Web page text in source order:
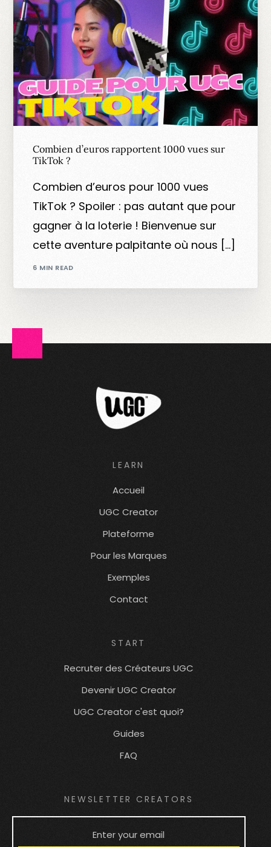
Combien d’euros rapportent 1000 vues sur
TikTok ?
Combien d’euros pour 1000 vues
TikTok ? Spoiler : pas autant que pour
gagner à la loterie ! Bienvenue sur
cette aventure palpitante où nous […]
6 MIN READ
LEARN
Accueil
UGC Creator
Plateforme
Pour les Marques
Exemples
Contact
START
Recruter des Créateurs UGC
Devenir UGC Creator
UGC Creator c'est quoi?
Guides
FAQ
NEWSLETTER CREATORS